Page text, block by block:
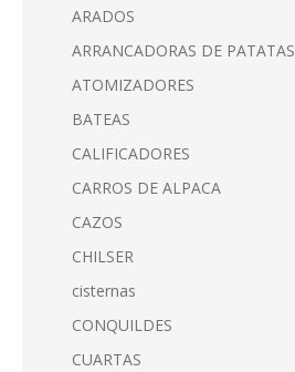
ARADOS
ARRANCADORAS DE PATATAS
ATOMIZADORES
BATEAS
CALIFICADORES
CARROS DE ALPACA
CAZOS
CHILSER
cisternas
CONQUILDES
CUARTAS